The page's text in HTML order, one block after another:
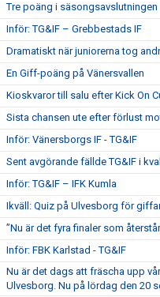
Tre poäng i säsongsavslutningen
Inför: TG&IF – Grebbestads IF
Dramatiskt när juniorerna tog
En Giff-poäng på Vänersvallen
Kioskvaror till salu efter Kick On
Sista chansen ute efter förlust
Inför: Vänersborgs IF - TG&IF
Sent avgörande fällde TG&IF i
Inför: TG&IF – IFK Kumla
Ikväll: Quiz på Ulvesborg för
”Nu är det fyra finaler som
Inför: FBK Karlstad - TG&IF
Nu är det dags att fräscha upp
Ulvesborg. Nu på lördag den 20